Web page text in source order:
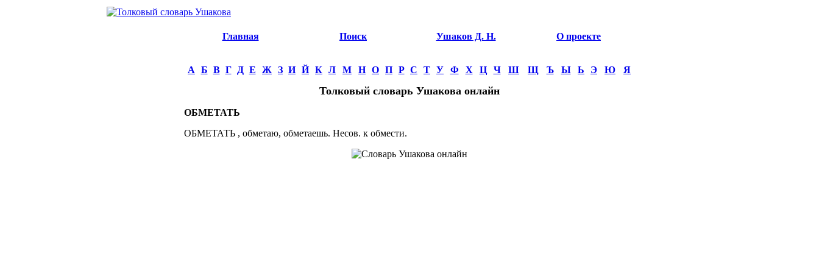
Главная Поиск Ушаков Д. Н. О проекте
А Б В Г Д Е Ж З И Й К Л М Н О П Р С Т У Ф Х Ц Ч Ш Щ Ъ Ы Ь Э Ю Я
Толковый словарь Ушакова онлайн
ОБМЕТАТЬ
ОБМЕТАТЬ , обметаю, обметаешь. Несов. к обмести.